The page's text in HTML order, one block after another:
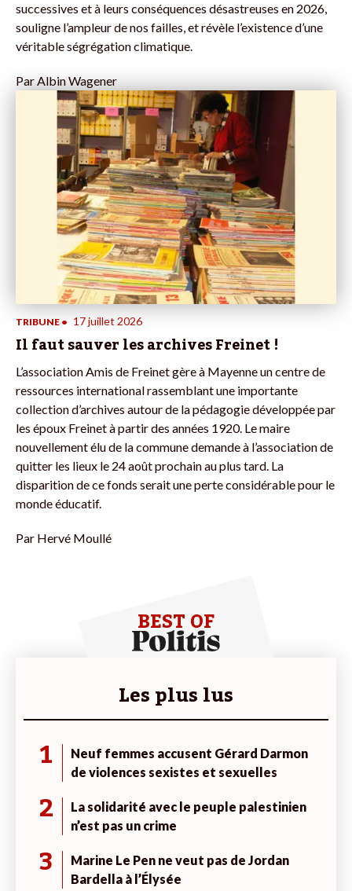
successives et à leurs conséquences désastreuses en 2026,
souligne l’ampleur de nos failles, et révèle l’existence d’une
véritable ségrégation climatique.
ParAlbin Wagener
TRIBUNE • 17 juillet 2026
Il faut sauver les archives Freinet !
L’association Amis de Freinet gère à Mayenne un centre de
ressources international rassemblant une importante
collection d’archives autour de la pédagogie développée par
les époux Freinet à partir des années 1920. Le maire
nouvellement élu de la commune demande à l’association de
quitter les lieux le 24 août prochain au plus tard. La
disparition de ce fonds serait une perte considérable pour le
monde éducatif.
Par Hervé Moullé
BEST OF
Les plus lus
1
Neuf femmes accusent Gérard Darmon
de violences sexistes et sexuelles
2
La solidarité avec le peuple palestinien
n’est pas un crime
3
Marine Le Pen ne veut pas de Jordan
Bardella à l’Élysée